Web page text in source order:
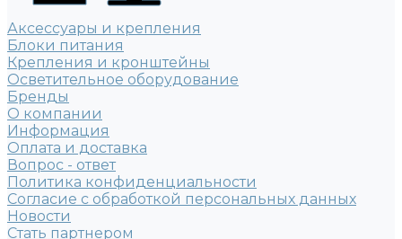
Аксессуары и крепления
Блоки питания
Крепления и кронштейны
Осветительное оборудование
Бренды
О компании
Информация
Оплата и доставка
Вопрос - ответ
Политика конфиденциальности
Согласие с обработкой персональных данных
Новости
Стать партнером